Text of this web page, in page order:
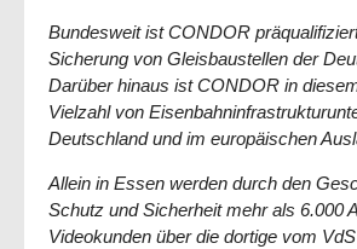
Bundesweit ist CONDOR
Sicherung von Gleisbaustellen der
Darüber hinaus ist CONDOR in
Vielzahl von
Deutschland und im europäischen
Allein in Essen werden durch den
Schutz und Sicherheit mehr als 6.000
Videokunden über die dortige vom VdS